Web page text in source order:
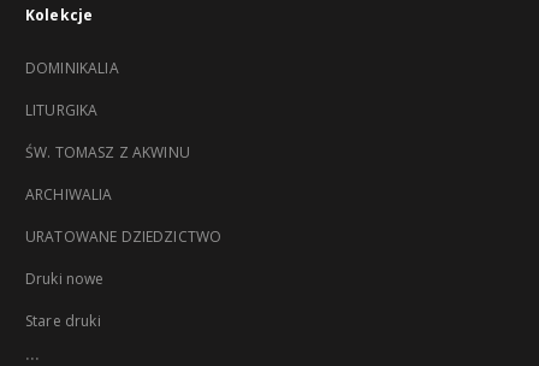
Kolekcje
DOMINIKALIA
LITURGIKA
ŚW. TOMASZ Z AKWINU
ARCHIWALIA
URATOWANE DZIEDZICTWO
Druki nowe
Stare druki
...